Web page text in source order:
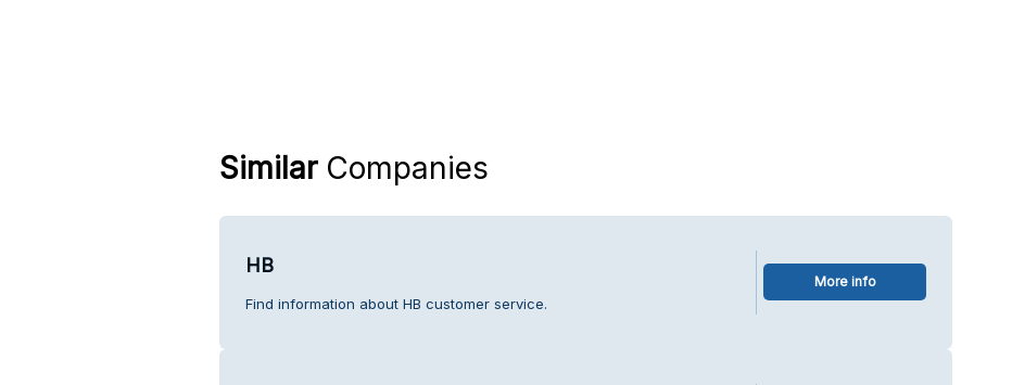
SimilarCompanies
HB
Find information about HB customer service.
More info